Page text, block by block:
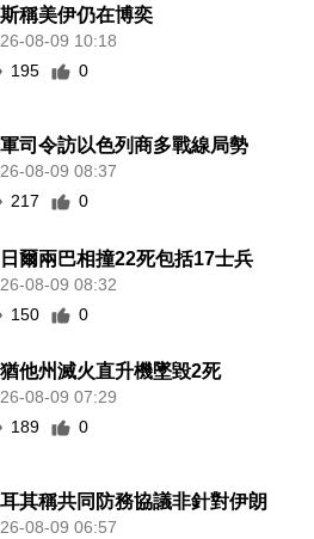
稱美伊仍在博奕
08-09 10:18
195
0
司令訪以色列商多戰線局勢
08-09 08:37
217
0
爾兩巴相撞22死包括17士兵
08-09 08:32
150
0
他州滅火直升機墜毀2死
08-09 07:29
189
0
其稱共同防務協議非針對伊朗
08-09 06:57